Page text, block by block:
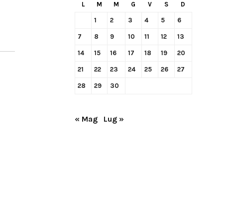
L M M G V S D
1 2 3 4 5 6
7 8 9 10 11 12 13
14 15 16 17 18 19 20
21 22 23 24 25 26 27
28 29 30
« Mag Lug »